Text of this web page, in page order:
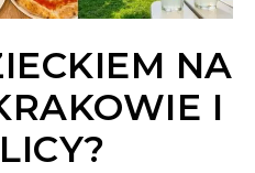
NA
I